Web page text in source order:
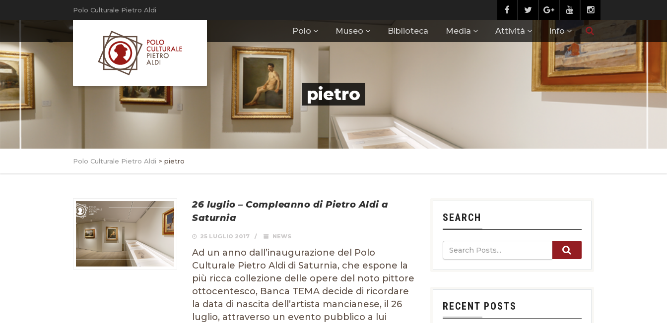
Polo Culturale Pietro Aldi
Polo Museo Biblioteca Media Attività info
pietro
Polo Culturale Pietro Aldi > pietro
26 luglio – Compleanno di Pietro Aldi a
Saturnia
25 LUGLIO 2017 NEWS
Ad un anno dall’inaugurazione del Polo
Culturale Pietro Aldi di Saturnia, che espone la
più ricca collezione delle opere del noto pittore
ottocentesco, Banca TEMA decide di ricordare
la data di nascita dell’artista mancianese, il 26
luglio, attraverso un evento pubblico a lui
SEARCH
RECENT POSTS